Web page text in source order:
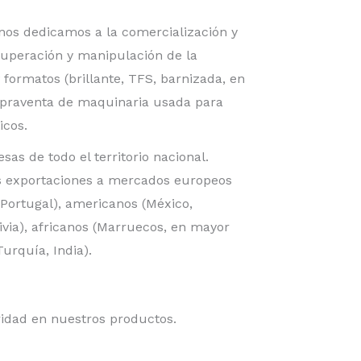
dedicamos a la comercialización y
y manipulación de la
(brillante, TFS, barnizada, en
de maquinaria usada para
de todo el territorio nacional.
a mercados europeos
americanos (México,
africanos (Marruecos, en mayor
India).
en nuestros productos.